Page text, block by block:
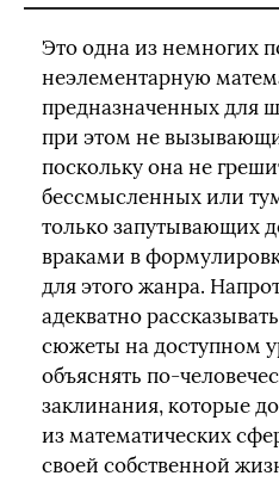
Это одна из немногих
неэлементарную
предназначенных для
при этом не
поскольку она не
бессмысленных или
только запутывающих
враками в
для этого жанра.
адекватно
сюжеты на доступном
объяснять по-
заклинания, которые
из математических
своей собственной